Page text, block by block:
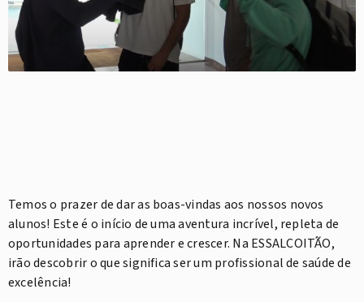
Temos o prazer de dar as boas-vindas aos nossos novos
alunos! Este é o início de uma aventura incrível, repleta de
oportunidades para aprender e crescer. Na ESSALCOITÃO,
irão descobrir o que significa ser um profissional de saúde de
excelência!